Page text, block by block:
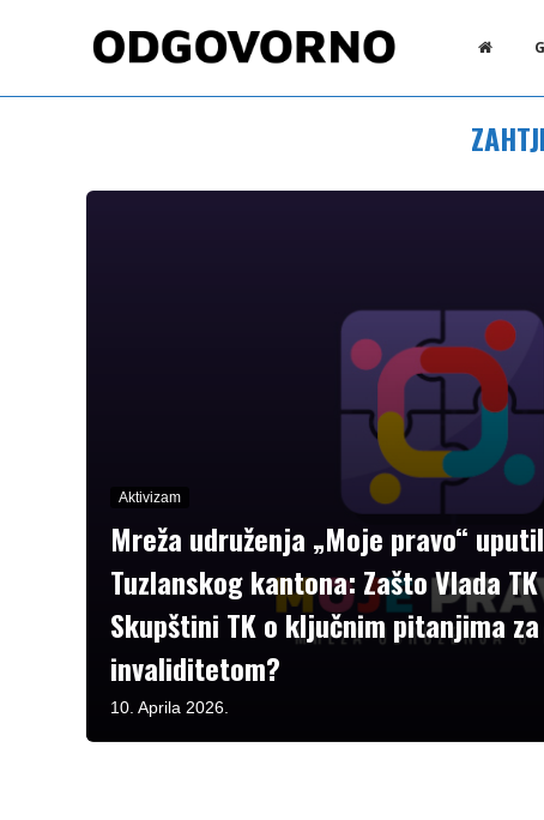
Aktivizam
Mreža udruženja „Moje pravo“
Tuzlanskog kantona: Zašto Vlada
Skupštini TK o ključnim pitanjima
invaliditetom?
10. Aprila 2026.